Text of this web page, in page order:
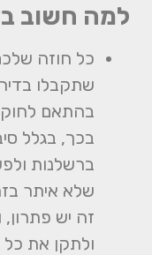
למה חשוב
כל חוזה
שתקבלו
בהתאם
בכך, בגלל
ברשלנות
שלא איתר
זה יש פתרון,
ולתקן את כל